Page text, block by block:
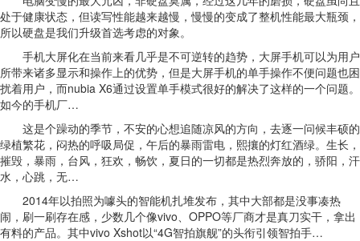
处于健康状态，但读写性能越来越慢，慢慢的变成了整机性能最大瓶颈，
所以硬盘是我们升级首选考虑的对象。
手机大屏化在当前来看几乎是不可逆转的趋势，大屏手机可以为用户
所带来诸多显示和操作上的优势，但是大屏手机的单手操作不便问题也困
扰着用户，而nubia X6通过设置单手模式很好的解决了这样的一个问题。
如今的手机厂…
这是个躁动的季节，不安的心想追随凉风的方向，去逐一问候丰硕的
绿植繁花，闷热的呼吸局促，午后的暴雨雷电，熙攘的灯红酒绿。生长，
摧毁，暴雨，台风，狂欢，畅饮，夏日的一切都是热烈奔放的，骄阳，汗
水，心跳，无…
2014年以拍照为噱头的智能机扎堆发布，其中大部都是没事凑热
闹，刷一刷存在感，少数几个像vivo、OPPO等厂商才是真刀实干，拿出
有料的产品。其中vivo Xshot以“4G智拍旗舰”的头衔引领智拍手…